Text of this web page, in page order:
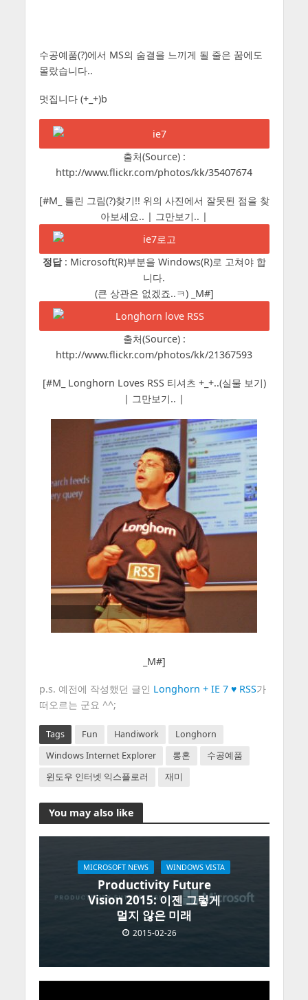
수공예품(?)에서 MS의 숨결을 느끼게 될 줄은 꿈에도
몰랐습니다..
멋집니다 (+_+)b
출처(Source) :
http://www.flickr.com/photos/kk/35407674
[#M_ 틀린 그림(?)찾기!! 위의 사진에서 잘못된 점을 찾
아보세요.. | 그만보기.. |
정답: Microsoft(R)부분을 Windows(R)로 고쳐야 합
니다.
(큰 상관은 없겠죠..ㅋ) _M#]
출처(Source) :
http://www.flickr.com/photos/kk/21367593
[#M_ Longhorn Loves RSS 티셔츠 +_+..(실물 보기)
| 그만보기.. |
_M#]
p.s. 예전에 작성했던 글인 Longhorn + IE 7 ♥ RSS가
떠오르는 군요 ^^;
Tags Fun Handiwork
Longhorn
Windows Internet Explorer
롱혼
수공예품
윈도우 인터넷 익스플로러
재미
You may also like
MICROSOFT NEWS WINDOWS VISTA
Productivity Future
Vision 2015: 이젠 그렇게
멀지 않은 미래
2015-02-26